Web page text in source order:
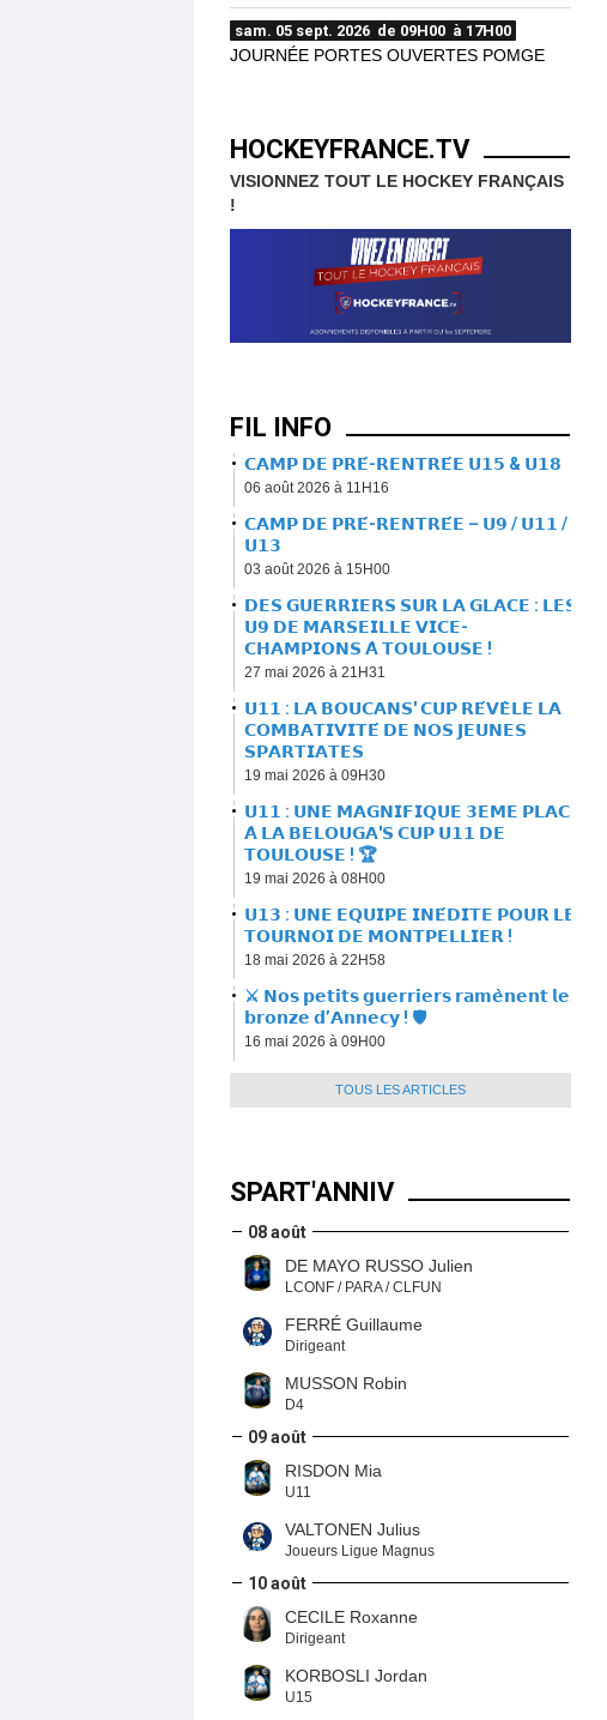
sam. 05 sept. 2026 de 09H00 à 17H00
JOURNÉE PORTES OUVERTES POMGE
HOCKEYFRANCE.TV
VISIONNEZ TOUT LE HOCKEY FRANÇAIS
!
FIL INFO
𝗖𝗔𝗠𝗣 𝗗𝗘 𝗣𝗥𝗘́-𝗥𝗘𝗡𝗧𝗥𝗘́𝗘 𝗨𝟭𝟱 & 𝗨𝟭𝟴
06 août 2026 à 11H16
𝗖𝗔𝗠𝗣 𝗗𝗘 𝗣𝗥𝗘́-𝗥𝗘𝗡𝗧𝗥𝗘́𝗘 – 𝗨𝟵 / 𝗨𝟭𝟭 /
𝗨𝟭𝟯
03 août 2026 à 15H00
𝗗𝗘𝗦 𝗚𝗨𝗘𝗥𝗥𝗜𝗘𝗥𝗦 𝗦𝗨𝗥 𝗟𝗔 𝗚𝗟𝗔𝗖𝗘 : 𝗟𝗘𝗦
𝗨𝟵 𝗗𝗘 𝗠𝗔𝗥𝗦𝗘𝗜𝗟𝗟𝗘 𝗩𝗜𝗖𝗘-
𝗖𝗛𝗔𝗠𝗣𝗜𝗢𝗡𝗦 𝗔̀ 𝗧𝗢𝗨𝗟𝗢𝗨𝗦𝗘 !
27 mai 2026 à 21H31
𝗨𝟭𝟭 : 𝗟𝗔 𝗕𝗢𝗨𝗖𝗔𝗡𝗦' 𝗖𝗨𝗣 𝗥𝗘́𝗩𝗘̀𝗟𝗘 𝗟𝗔
𝗖𝗢𝗠𝗕𝗔𝗧𝗜𝗩𝗜𝗧𝗘́ 𝗗𝗘 𝗡𝗢𝗦 𝗝𝗘𝗨𝗡𝗘𝗦
𝗦𝗣𝗔𝗥𝗧𝗜𝗔𝗧𝗘𝗦
19 mai 2026 à 09H30
𝗨𝟭𝟭 : 𝗨𝗡𝗘 𝗠𝗔𝗚𝗡𝗜𝗙𝗜𝗤𝗨𝗘 𝟯𝗘𝗠𝗘 𝗣𝗟𝗔𝗖𝗘
𝗔̀ 𝗟𝗔 𝗕𝗘𝗟𝗢𝗨𝗚𝗔'𝗦 𝗖𝗨𝗣 𝗨𝟭𝟭 𝗗𝗘
𝗧𝗢𝗨𝗟𝗢𝗨𝗦𝗘 ! 🏆
19 mai 2026 à 08H00
𝗨𝟭𝟯 : 𝗨𝗡𝗘 𝗘𝗤𝗨𝗜𝗣𝗘 𝗜𝗡𝗘́𝗗𝗜𝗧𝗘 𝗣𝗢𝗨𝗥 𝗟𝗘
𝗧𝗢𝗨𝗥𝗡𝗢𝗜 𝗗𝗘 𝗠𝗢𝗡𝗧𝗣𝗘𝗟𝗟𝗜𝗘𝗥 !
18 mai 2026 à 22H58
⚔️ 𝗡𝗼𝘀 𝗽𝗲𝘁𝗶𝘁𝘀 𝗴𝘂𝗲𝗿𝗿𝗶𝗲𝗿𝘀 𝗿𝗮𝗺𝗲̀𝗻𝗲𝗻𝘁 𝗹𝗲
𝗯𝗿𝗼𝗻𝘇𝗲 𝗱’𝗔𝗻𝗻𝗲𝗰𝘆 ! 🛡
16 mai 2026 à 09H00
TOUS LES ARTICLES
SPART'ANNIV
08 août
DE MAYO RUSSO Julien
LCONF / PARA / CLFUN
FERRÉ Guillaume
Dirigeant
MUSSON Robin
D4
09 août
RISDON Mia
U11
VALTONEN Julius
Joueurs Ligue Magnus
10 août
CECILE Roxanne
Dirigeant
KORBOSLI Jordan
U15